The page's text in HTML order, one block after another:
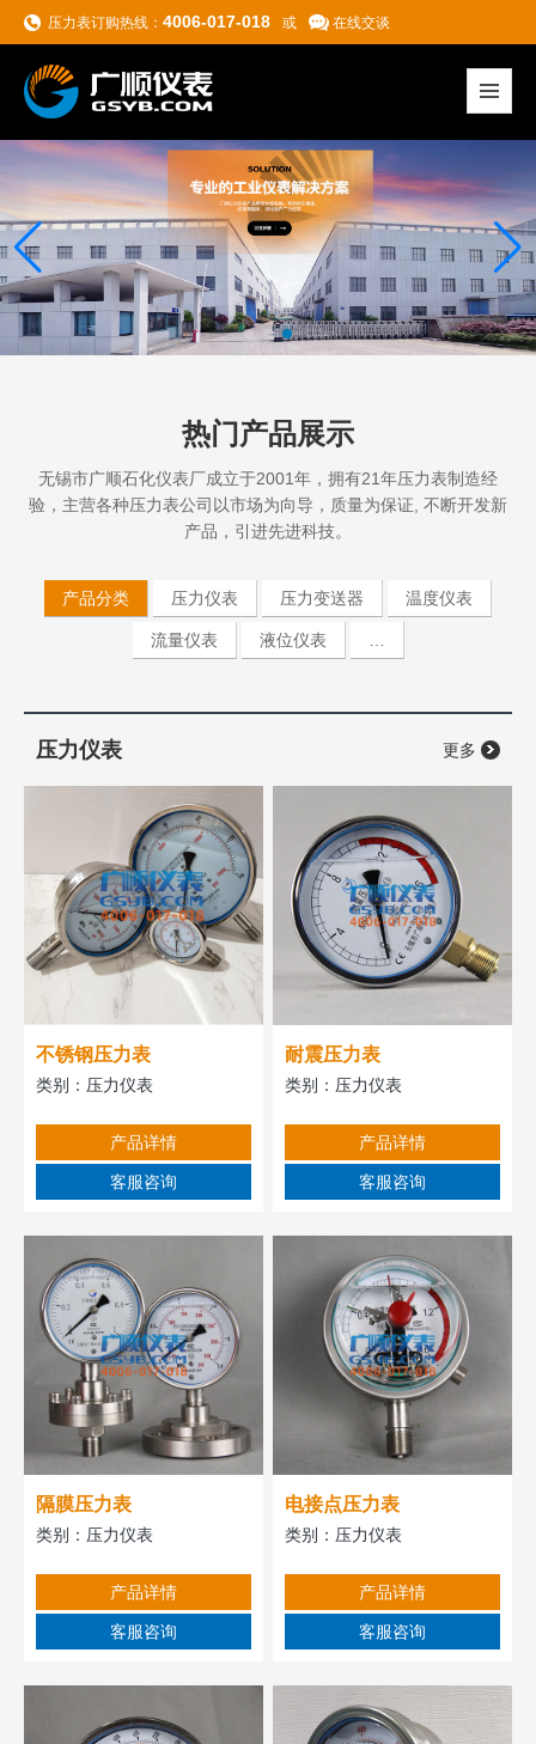
压力表订购热线： 4006-017-018 或 在线交谈
热门产品展示
无锡市广顺石化仪表厂成立于2001年，拥有21年压力表制造经
验，主营各种压力表公司以市场为向导，质量为保证, 不断开发新
产品，引进先进科技。
产品分类 压力仪表 压力变送器 温度仪表
流量仪表 液位仪表
压力仪表 更多
不锈钢压力表
类别： 压力仪表
产品详情
客服咨询
耐震压力表
类别： 压力仪表
产品详情
客服咨询
隔膜压力表
类别： 压力仪表
产品详情
客服咨询
电接点压力表
类别： 压力仪表
产品详情
客服咨询